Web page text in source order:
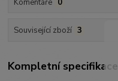
Související zboží 3
Kompletní specifikace